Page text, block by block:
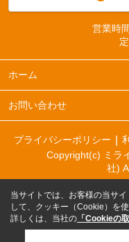
営業時
ホーム
お問い合わせ
プライバシーポリシー
Copyright(c) ミラ
社)
当サイトでは、お客様の当サ
して、クッキー（Cookie）を使
詳しくは、当社の 「Cookieの